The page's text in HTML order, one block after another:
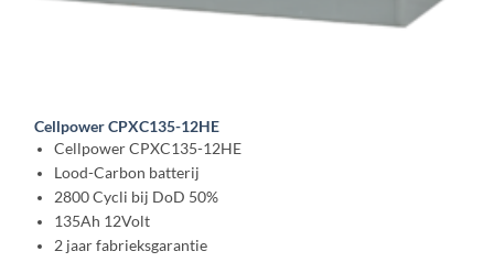
Cellpower CPXC135-12HE
Cellpower CPXC135-12HE
Lood-Carbon batterij
2800 Cycli bij DoD 50%
135Ah 12Volt
2 jaar fabrieksgarantie